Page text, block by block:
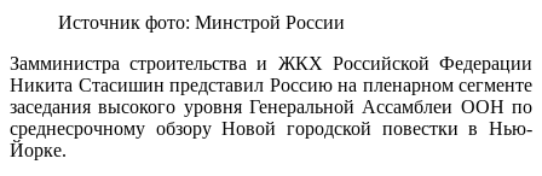
Источник фото: Минстрой России
Замминистра строительства и ЖКХ Российской Федерации
Никита Стасишин представил Россию на пленарном сегменте
заседания высокого уровня Генеральной Ассамблеи ООН по
среднесрочному обзору Новой городской повестки в Нью-
Йорке.